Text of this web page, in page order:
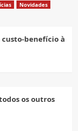
Novidades
benefício à
os outros